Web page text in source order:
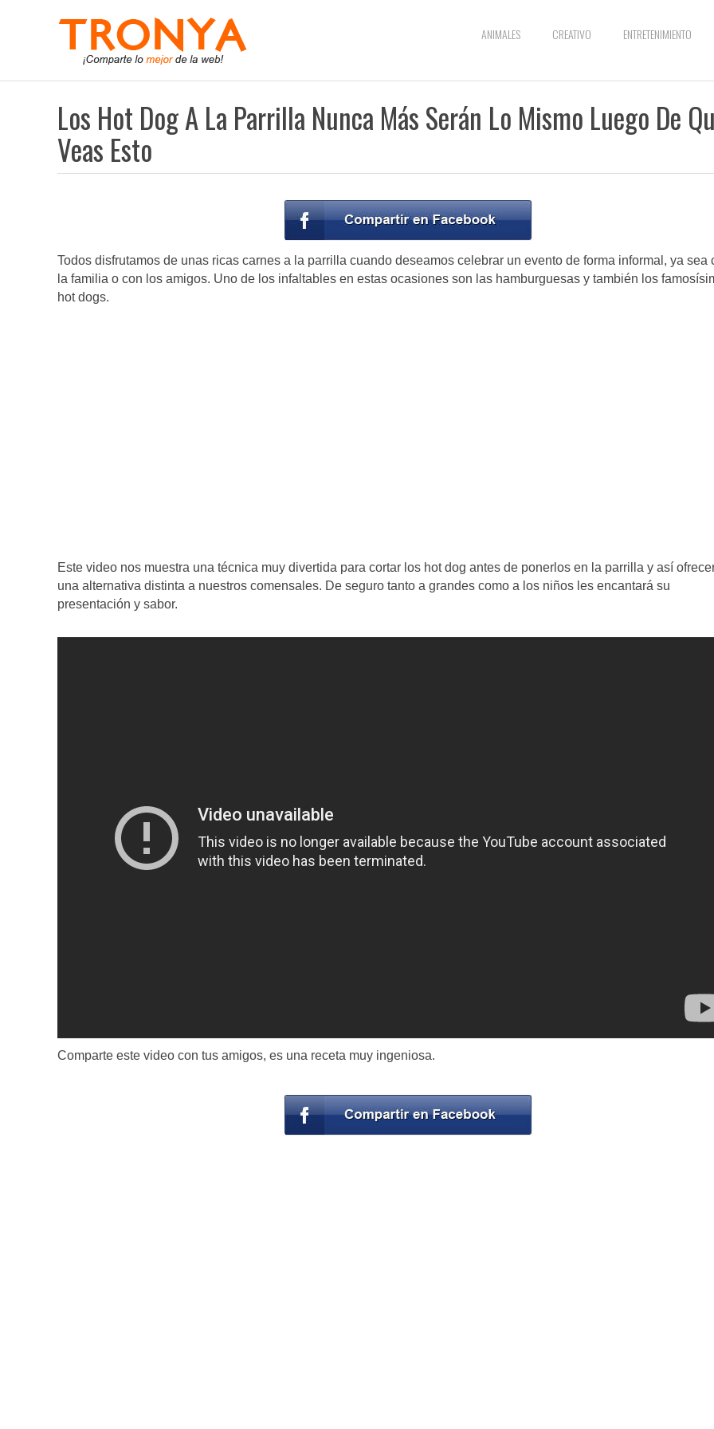
ANIMALES CREATIVO ENTRETENIMIENTO
Los Hot Dog A La Parrilla Nunca Más Serán Lo Mismo Luego De
Veas Esto
Todos disfrutamos de unas ricas carnes a la parrilla cuando deseamos celebrar un evento de forma informal, ya sea
la familia o con los amigos. Uno de los infaltables en estas ocasiones son las hamburguesas y también los
hot dogs.
Este video nos muestra una técnica muy divertida para cortar los hot dog antes de ponerlos en la parrilla y así
una alternativa distinta a nuestros comensales. De seguro tanto a grandes como a los niños les encantará su
presentación y sabor.
Comparte este video con tus amigos, es una receta muy ingeniosa.